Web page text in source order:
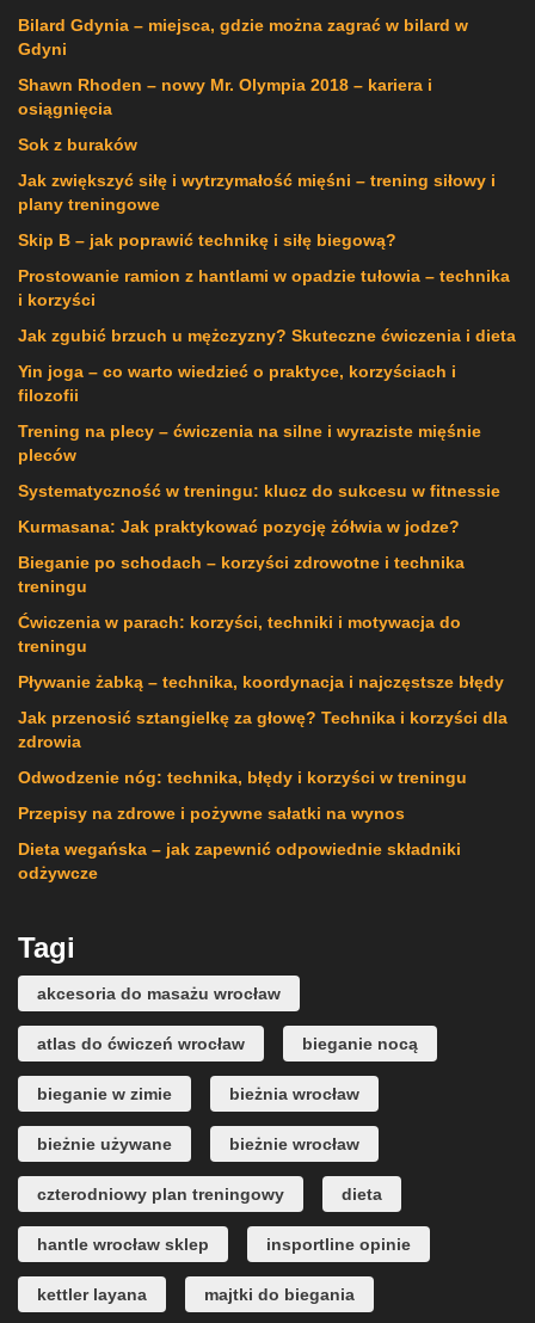
Bilard Gdynia – miejsca, gdzie można zagrać w bilard w
Gdyni
Shawn Rhoden – nowy Mr. Olympia 2018 – kariera i
osiągnięcia
Sok z buraków
Jak zwiększyć siłę i wytrzymałość mięśni – trening siłowy i
plany treningowe
Skip B – jak poprawić technikę i siłę biegową?
Prostowanie ramion z hantlami w opadzie tułowia – technika
i korzyści
Jak zgubić brzuch u mężczyzny? Skuteczne ćwiczenia i dieta
Yin joga – co warto wiedzieć o praktyce, korzyściach i
filozofii
Trening na plecy – ćwiczenia na silne i wyraziste mięśnie
pleców
Systematyczność w treningu: klucz do sukcesu w fitnessie
Kurmasana: Jak praktykować pozycję żółwia w jodze?
Bieganie po schodach – korzyści zdrowotne i technika
treningu
Ćwiczenia w parach: korzyści, techniki i motywacja do
treningu
Pływanie żabką – technika, koordynacja i najczęstsze błędy
Jak przenosić sztangielkę za głowę? Technika i korzyści dla
zdrowia
Odwodzenie nóg: technika, błędy i korzyści w treningu
Przepisy na zdrowe i pożywne sałatki na wynos
Dieta wegańska – jak zapewnić odpowiednie składniki
odżywcze
Tagi
akcesoria do masażu wrocław
atlas do ćwiczeń wrocław bieganie nocą
bieganie w zimie bieżnia wrocław
bieżnie używane bieżnie wrocław
czterodniowy plan treningowy dieta
hantle wrocław sklep insportline opinie
kettler layana majtki do biegania